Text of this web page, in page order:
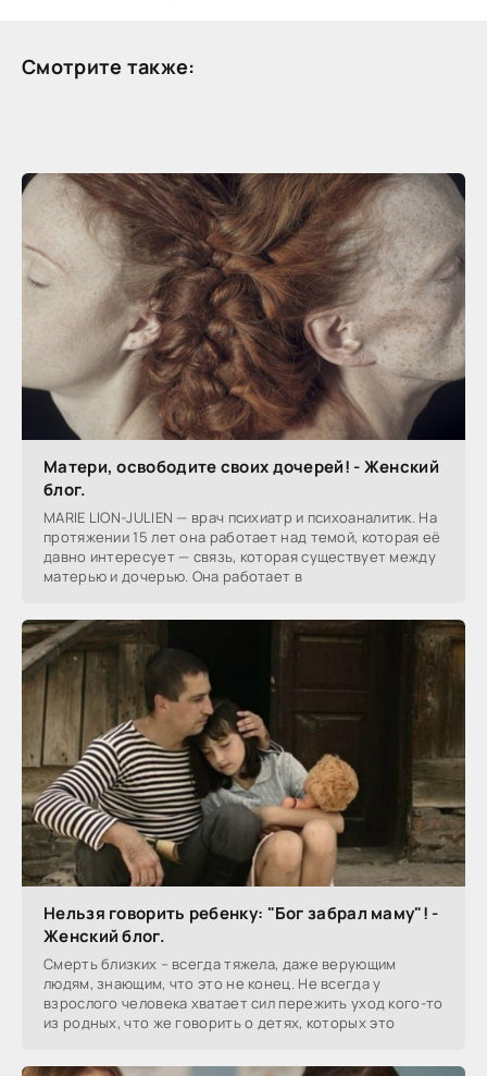
Смотрите также:
Матери, освободите своих дочерей! - Женский
блог.
MARIE LION-JULIEN — врач психиатр и психоаналитик. На
протяжении 15 лет она работает над темой, которая её
давно интересует — связь, которая существует между
матерью и дочерью. Она работает в
Нельзя говорить ребенку: "Бог забрал маму"! -
Женский блог.
Смерть близких – всегда тяжела, даже верующим
людям, знающим, что это не конец. Не всегда у
взрослого человека хватает сил пережить уход кого-то
из родных, что же говорить о детях, которых это